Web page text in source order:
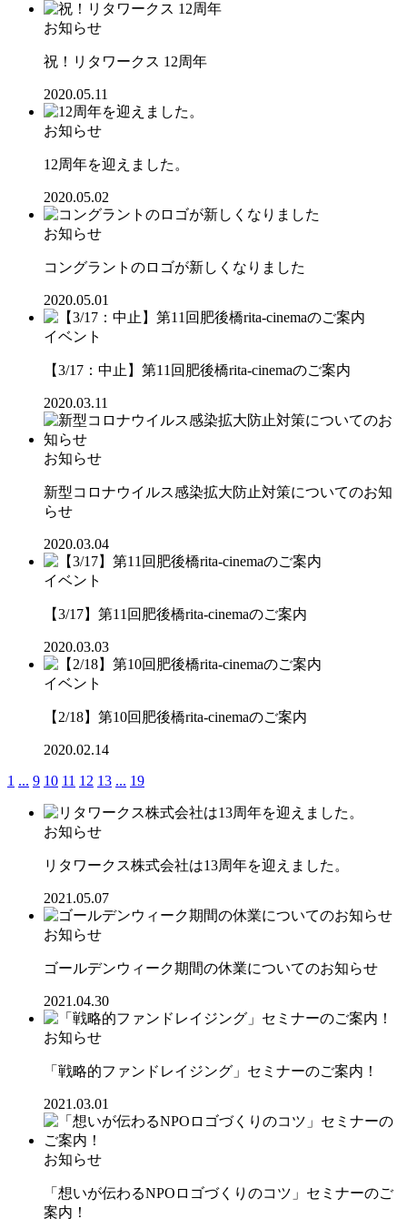
お知らせ
祝！リタワークス 12周年
2020.05.11
お知らせ
12周年を迎えました。
2020.05.02
お知らせ
コングラントのロゴが新しくなりました
2020.05.01
イベント
【3/17：中止】第11回肥後橋rita-cinemaのご案内
2020.03.11
お知らせ
新型コロナウイルス感染拡大防止対策についてのお知
らせ
2020.03.04
イベント
【3/17】第11回肥後橋rita-cinemaのご案内
2020.03.03
イベント
【2/18】第10回肥後橋rita-cinemaのご案内
2020.02.14
1 ... 9 10 11 12 13 ... 19
お知らせ
リタワークス株式会社は13周年を迎えました。
2021.05.07
お知らせ
ゴールデンウィーク期間の休業についてのお知らせ
2021.04.30
お知らせ
「戦略的ファンドレイジング」セミナーのご案内！
2021.03.01
お知らせ
「想いが伝わるNPOロゴづくりのコツ」セミナーのご
案内！